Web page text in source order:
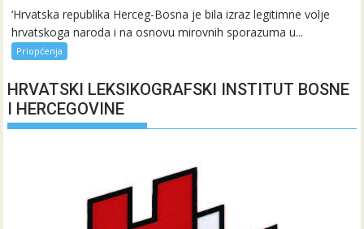
‘Hrvatska republika Herceg-Bosna je bila izraz legitimne volje
hrvatskoga naroda i na osnovu mirovnih sporazuma u...
Priopćenja
HRVATSKI LEKSIKOGRAFSKI INSTITUT BOSNE
I HERCEGOVINE